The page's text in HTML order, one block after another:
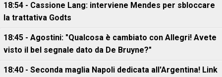
18:54 - Cassione Lang: interviene Mendes per sbloccare
la trattativa Godts
18:45 - Agostini: "Qualcosa è cambiato con Allegri! Avete
visto il bel segnale dato da De Bruyne?"
18:40 - Seconda maglia Napoli dedicata all'Argentina! Link